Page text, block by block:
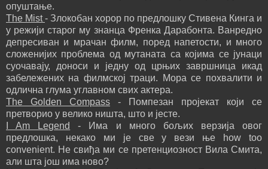
опуштање.
The Mist- Злокобан хорор по предлошку Стивена Кинга и
у режији старог му знанца Френка Дарабонта. Ванредно
депресиван и мрачан филм, поред напетости, и много
сложенијих проблема од мутаната са којима се јунаци
суочавају, доноси и једну од црњих завршница икад
забележених на филмској траци. Мора се похвалити и
одлична глума углавном свих актера.
The Golden Compass - Помпезан пројекат који се
претворио у велико ништа, што и јесте.
I Am Legend
- Има и много бољих верзија овог
предлошка, некако ми је све у вези ње how too
convenient. Не свиђа ми се претенциозност Вила Смита,
али шта још има ново?